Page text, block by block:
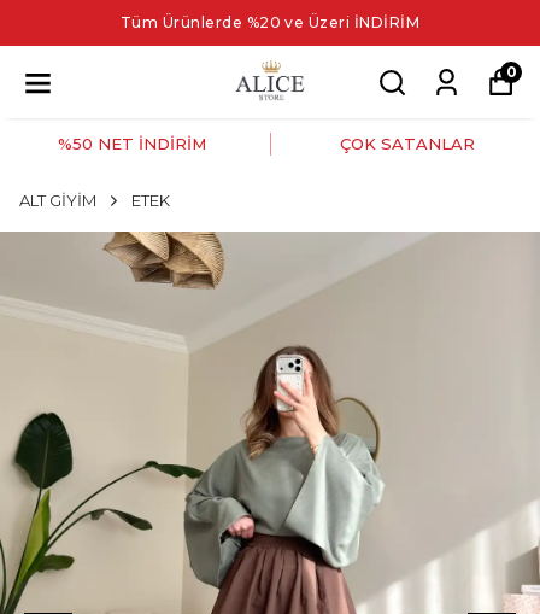
Tüm Ürünlerde %20 ve Üzeri İNDİRİM
0
%50 NET İNDİRİM ÇOK SATANLAR
ALT GİYİM ETEK